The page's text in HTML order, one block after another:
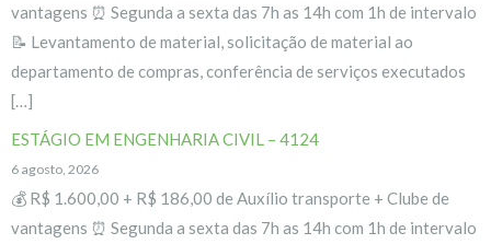
vantagens ⏰ Segunda a sexta das 7h as 14h com 1h de intervalo
📝 Levantamento de material, solicitação de material ao
departamento de compras, conferência de serviços executados
[…]
ESTÁGIO EM ENGENHARIA CIVIL – 4124
6 agosto, 2026
💰 R$ 1.600,00 + R$ 186,00 de Auxílio transporte + Clube de
vantagens ⏰ Segunda a sexta das 7h as 14h com 1h de intervalo